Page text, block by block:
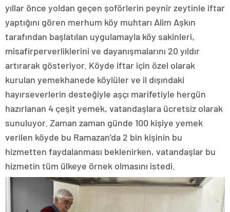
yıllar önce yoldan geçen şoförlerin peynir zeytinle iftar
yaptığını gören merhum köy muhtarı Alim Aşkın
tarafından başlatılan uygulamayla köy sakinleri,
misafirperverliklerini ve dayanışmalarını 20 yıldır
artırarak gösteriyor. Köyde iftar için özel olarak
kurulan yemekhanede köylüler ve il dışındaki
hayırseverlerin desteğiyle aşçı marifetiyle hergün
hazırlanan 4 çeşit yemek, vatandaşlara ücretsiz olarak
sunuluyor. Zaman zaman günde 100 kişiye yemek
verilen köyde bu Ramazan’da 2 bin kişinin bu
hizmetten faydalanması beklenirken, vatandaşlar bu
hizmetin tüm ülkeye örnek olmasını istedi.